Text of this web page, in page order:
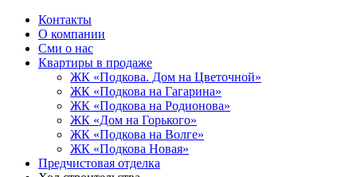
Контакты
О компании
Сми о нас
Квартиры в продаже
ЖК «Подкова. Дом на Цветочной»
ЖК «Подкова на Гагарина»
ЖК «Подкова на Родионова»
ЖК «Дом на Горького»
ЖК «Подкова на Волге»
ЖК «Подкова Новая»
Предчистовая отделка